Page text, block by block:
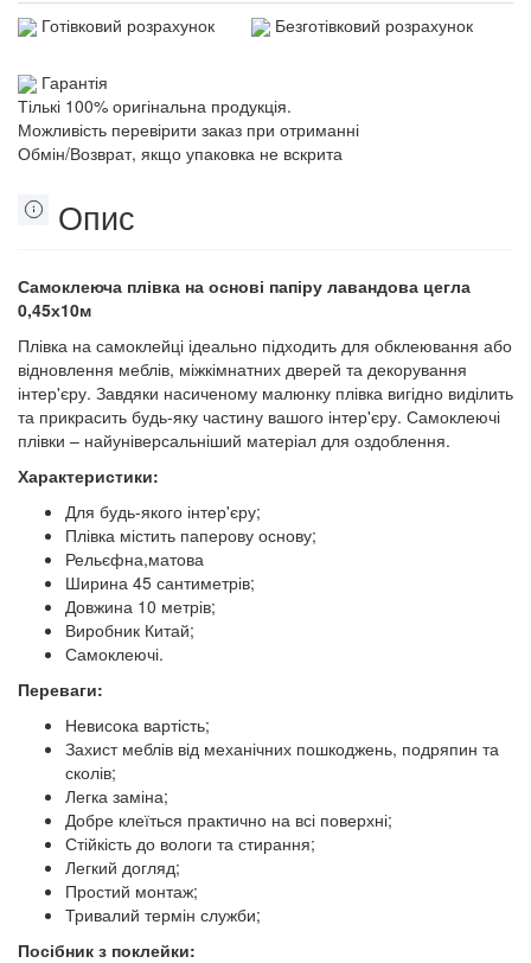
Готівковий розрахунок Безготівковий розрахунок
Гарантія
Тількі 100% оригінальна продукція.
Можливість перевірити заказ при отриманні
Обмін/Возврат, якщо упаковка не вскрита
Опис
Самоклеюча плівка на основі папіру лавандова цегла
0,45х10м
Плівка на самоклейці ідеально підходить для обклеювання або
відновлення меблів, міжкімнатних дверей та декорування
інтер'єру. Завдяки насиченому малюнку плівка вигідно виділить
та прикрасить будь-яку частину вашого інтер'єру. Самоклеючі
плівки – найуніверсальніший матеріал для оздоблення.
Характеристики:
Для будь-якого інтер'єру;
Плівка містить паперову основу;
Рельєфна,матова
Ширина 45 сантиметрів;
Довжина 10 метрів;
Виробник Китай;
Самоклеючі.
Переваги:
Невисока вартість;
Захист меблів від механічних пошкоджень, подряпин та
сколів;
Легка заміна;
Добре клеїться практично на всі поверхні;
Стійкість до вологи та стирання;
Легкий догляд;
Простий монтаж;
Тривалий термін служби;
Посібник з поклейки: